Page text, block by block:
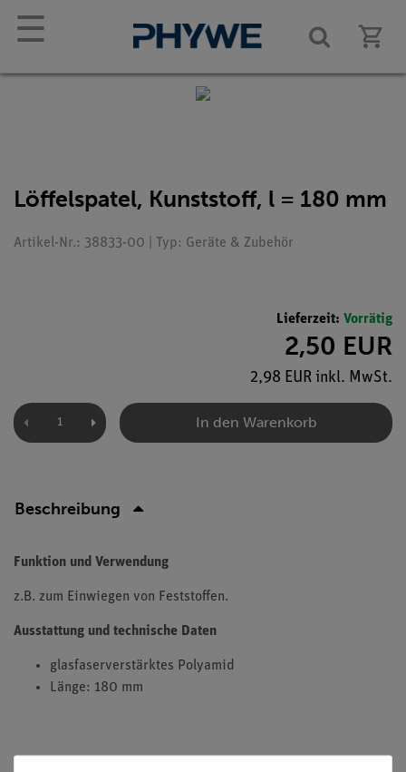
☰
Löffelspatel, Kunststoff, l = 180 mm
Artikel-Nr.: 38833-00 | Typ: Geräte & Zubehör
Lieferzeit: Vorrätig
2,50 EUR
2,98 EUR inkl. MwSt.
In den Warenkorb
Beschreibung
Funktion und Verwendung
z.B. zum Einwiegen von Feststoffen.
Ausstattung und technische Daten
glasfaserverstärktes Polyamid
Länge: 180 mm